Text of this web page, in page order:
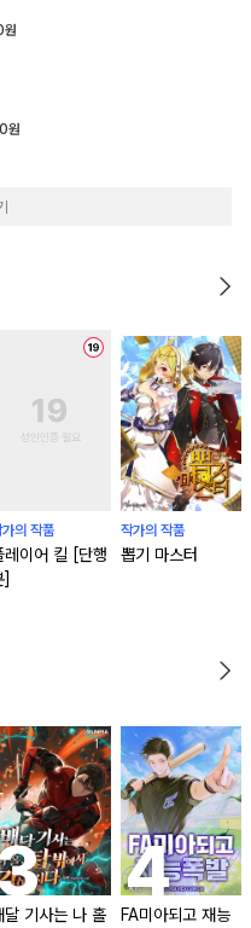
원
의 작품
레이어 킬 [단행
]
작가의 작품
뽑기 마스터
달 기사는 나 홀
FA미아되고 재능